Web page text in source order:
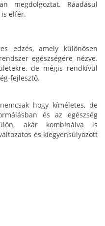
megdolgoztat. Ráadásul
elfér.
edzés, amely különösen
egészségére nézve.
de mégis rendkívül
fejlesztő.
hogy kíméletes, de
és az egészség
akár kombinálva is
és kiegyensúlyozott